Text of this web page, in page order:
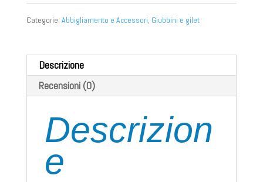
Categorie: Abbigliamento e Accessori, Giubbini e gilet
Descrizione
Recensioni (0)
Descrizion
e